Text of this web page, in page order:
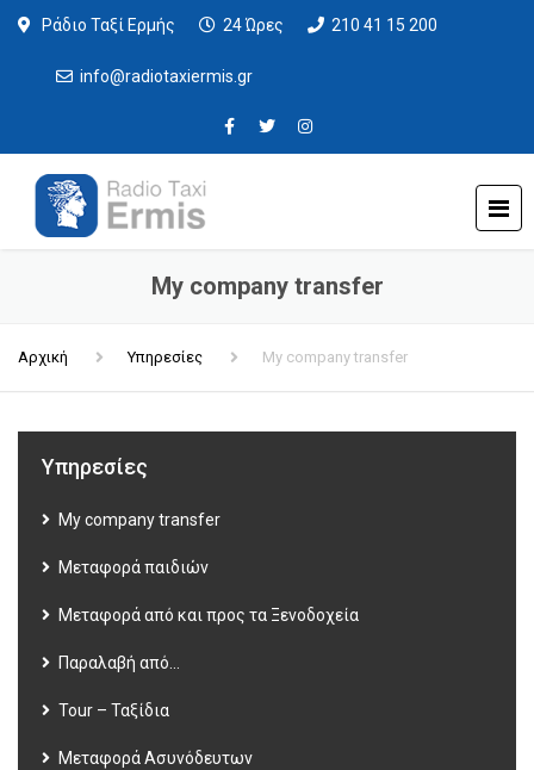
Ράδιο Ταξί Ερμής 24 Ώρες 210 41 15 200
info@radiotaxiermis.gr
My company transfer
Αρχική Υπηρεσίες My company transfer
Υπηρεσίες
My company transfer
Μεταφορά παιδιών
Μεταφορά από και προς τα Ξενοδοχεία
Παραλαβή από…
Tour – Ταξίδια
Μεταφορά Ασυνόδευτων